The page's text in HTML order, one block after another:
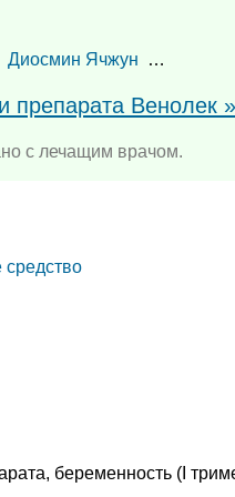
Диосмин Ячжун …
препарата Венолек »
с лечащим врачом.
беременность (I